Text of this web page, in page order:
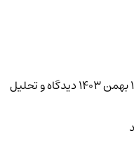
دیدگاه و تحلیل